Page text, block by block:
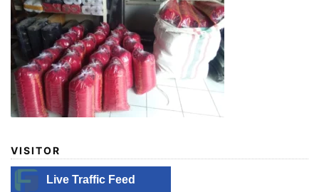
VISITOR
Live Traffic Feed